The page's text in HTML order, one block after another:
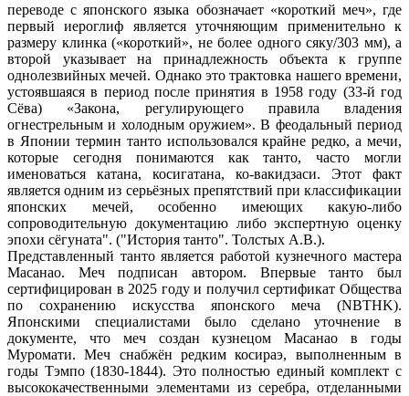
переводе с японского языка обозначает «короткий меч», где
первый иероглиф является уточняющим применительно к
размеру клинка («короткий», не более одного сяку/303 мм), а
второй указывает на принадлежность объекта к группе
однолезвийных мечей. Однако это трактовка нашего времени,
устоявшаяся в период после принятия в 1958 году (33-й год
Сёва) «Закона, регулирующего правила владения
огнестрельным и холодным оружием». В феодальный период
в Японии термин танто использовался крайне редко, а мечи,
которые сегодня понимаются как танто, часто могли
именоваться катана, косигатана, ко-вакидзаси. Этот факт
является одним из серьёзных препятствий при классификации
японских мечей, особенно имеющих какую-либо
сопроводительную документацию либо экспертную оценку
эпохи сёгуната". ("История танто". Толстых А.В.).
Представленный танто является работой кузнечного мастера
Масанао. Меч подписан автором. Впервые танто был
сертифицирован в 2025 году и получил сертификат Общества
по сохранению искусства японского меча (NBTHK).
Японскими специалистами было сделано уточнение в
документе, что меч создан кузнецом Масанао в годы
Муромати. Меч снабжён редким косираэ, выполненным в
годы Тэмпо (1830-1844). Это полностью единый комплект с
высококачественными элементами из серебра, отделанными